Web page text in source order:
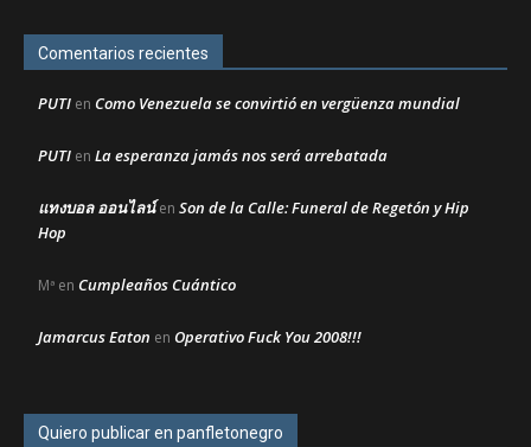
Comentarios recientes
PUTI en Como Venezuela se convirtió en vergüenza mundial
PUTI en La esperanza jamás nos será arrebatada
แทงบอล ออนไลน์en Son de la Calle: Funeral de Regetón y Hip
Hop
Mª en Cumpleaños Cuántico
Jamarcus Eaton en Operativo Fuck You 2008!!!
Quiero publicar en panfletonegro